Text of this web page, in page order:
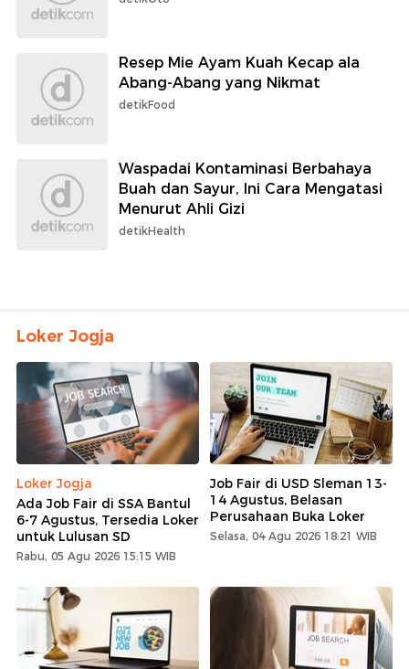
Resep Mie Ayam Kuah Kecap ala
Abang-Abang yang Nikmat
detikFood
Waspadai Kontaminasi Berbahaya
Buah dan Sayur, Ini Cara Mengatasi
Menurut Ahli Gizi
detikHealth
Loker Jogja
Loker Jogja
Ada Job Fair di SSA Bantul
6-7 Agustus, Tersedia Loker
untuk Lulusan SD
Rabu, 05 Agu 2026 15:15 WIB
Job Fair di USD Sleman 13-
14 Agustus, Belasan
Perusahaan Buka Loker
Selasa, 04 Agu 2026 18:21 WIB